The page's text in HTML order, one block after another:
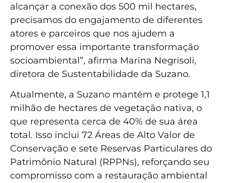
alcançar a conexão dos 500 mil hectares,
precisamos do engajamento de diferentes
atores e parceiros que nos ajudem a
promover essa importante transformação
socioambiental”, afirma Marina Negrisoli,
diretora de Sustentabilidade da Suzano.
Atualmente, a Suzano mantém e protege 1,1
milhão de hectares de vegetação nativa, o
que representa cerca de 40% de sua área
total. Isso inclui 72 Áreas de Alto Valor de
Conservação e sete Reservas Particulares do
Patrimônio Natural (RPPNs), reforçando seu
compromisso com a restauração ambiental